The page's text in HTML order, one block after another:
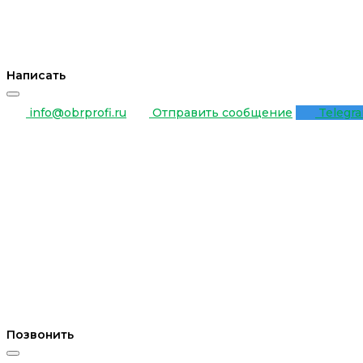
Написать
info@obrprofi.ru Отправить сообщение
Позвонить